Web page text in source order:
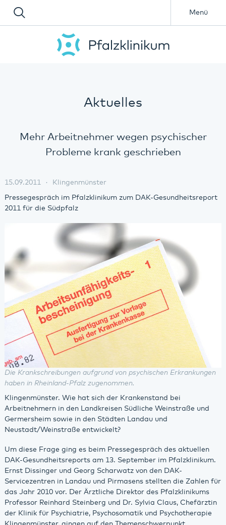
Menü
Aktuelles
Mehr Arbeitnehmer wegen psychischer
Probleme krank geschrieben
15.09.2011 Klingenmünster
Pressegespräch im Pfalzklinikum zum DAK-Gesundheitsreport
2011 für die Südpfalz
Die Krankschreibungen aufgrund von psychischen Erkrankungen
haben in Rheinland-Pfalz zugenommen.
Klingenmünster. Wie hat sich der Krankenstand bei
Arbeitnehmern in den Landkreisen Südliche Weinstraße und
Germersheim sowie in den Städten Landau und
Neustadt/Weinstraße entwickelt?
Um diese Frage ging es beim Pressegespräch des aktuellen
DAK-Gesundheitsreports am 13. September im Pfalzklinikum.
Ernst Dissinger und Georg Scharwatz von den DAK-
Servicezentren in Landau und Pirmasens stellten die Zahlen für
das Jahr 2010 vor. Der Ärztliche Direktor des Pfalzklinikums
Professor Reinhard Steinberg und Dr. Sylvia Claus, Chefärztin
der Klinik für Psychiatrie, Psychosomatik und Psychotherapie